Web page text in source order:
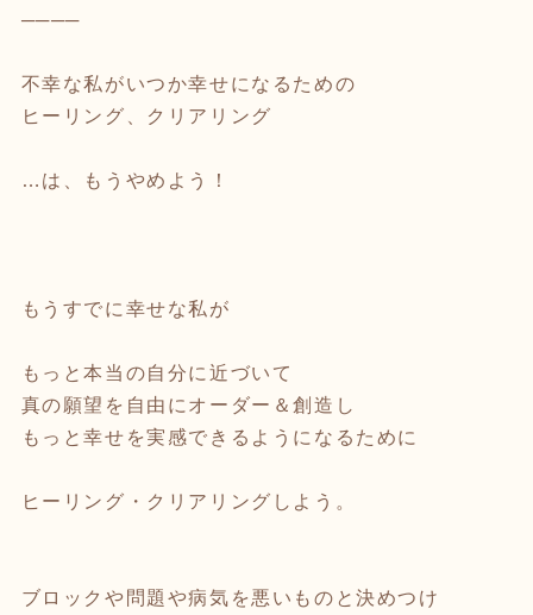
────
不幸な私がいつか幸せになるための
ヒーリング、クリアリング
…は、もうやめよう！
もうすでに幸せな私が
もっと本当の自分に近づいて
真の願望を自由にオーダー＆創造し
もっと幸せを実感できるようになるために
ヒーリング・クリアリングしよう。
ブロックや問題や病気を悪いものと決めつけ